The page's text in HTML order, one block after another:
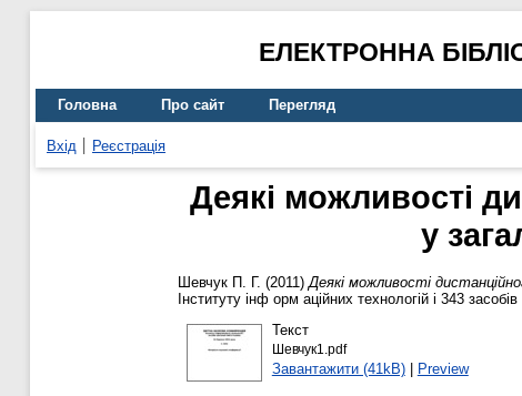
ЕЛЕКТРОННА
Головна Про сайт Перегляд
Вхід Реєстрація
Деякі можливості
у
Шевчук П. Г. (2011)Деякі можливості
Інституту інф орм аційних технологій і 343
Текст
Шевчук1.pdf
Завантажити (41kB)| Preview